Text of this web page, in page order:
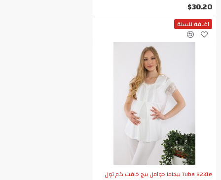
$30.20
اضافة للسلة
Tuba 8231e بيجاما حوامل بيج خافت كم تول